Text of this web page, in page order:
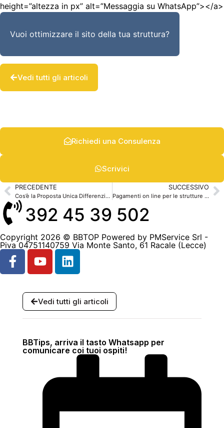
height=”altezza in px” alt=”Messaggia su WhatsApp”></a>
Vuoi ottimizzare il sito della tua struttura?
Vedi tutti gli articoli
Richiedi una Consulenza
Scrivici
PRECEDENTE
Cos’è la Proposta Unica Differenziante e perché è così importante per il tuo B&B?
SUCCESSIVO
Pagamenti on line per le strutture ricettive, cosa cambia dal 14 settembre?
392 45 39 502
Copyright 2026 © BBTOP Powered by PMService Srl -
Piva 04751140759 Via Monte Santo, 61 Racale (Lecce)
Vedi tutti gli articoli
BBTips, arriva il tasto Whatsapp per
comunicare coi tuoi ospiti!